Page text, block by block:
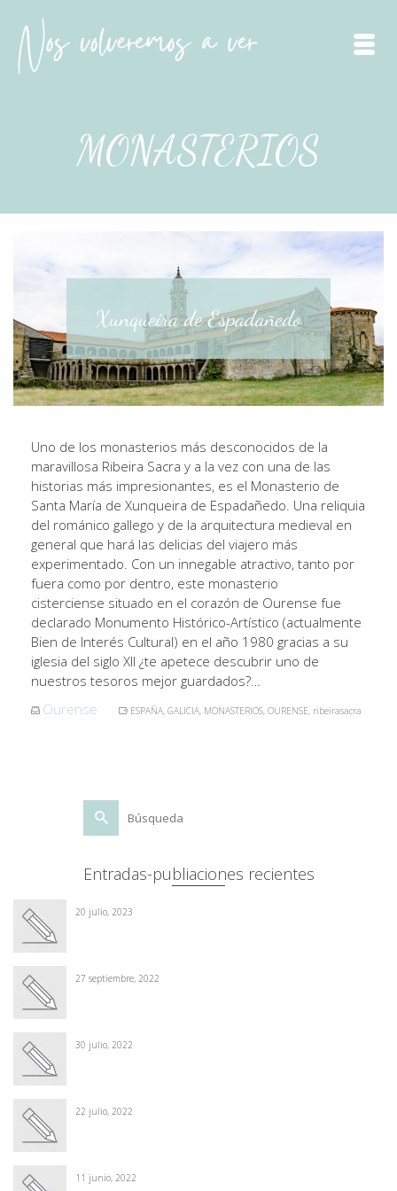
MONASTERIOS
Uno de los monasterios más desconocidos de la
maravillosa Ribeira Sacra y a la vez con una de las
historias más impresionantes, es el Monasterio de
Santa María de Xunqueira de Espadañedo. Una reliquia
del románico gallego y de la arquitectura medieval en
general que hará las delicias del viajero más
experimentado. Con un innegable atractivo, tanto por
fuera como por dentro, este monasterio
cisterciense situado en el corazón de Ourense fue
declarado Monumento Histórico-Artístico (actualmente
Bien de Interés Cultural) en el año 1980 gracias a su
iglesia del siglo XII ¿te apetece descubrir uno de
nuestros tesoros mejor guardados?…
Ourense
ESPAÑA, GALICIA, MONASTERIOS, OURENSE, ribeirasacra
Buscar
por:
Entradas-publiaciones recientes
20 julio, 2023
27 septiembre, 2022
30 julio, 2022
22 julio, 2022
11 junio, 2022